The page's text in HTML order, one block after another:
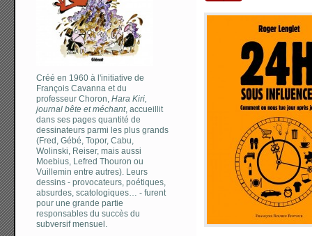
Créé en 1960 à l'initiative de
François Cavanna et du
professeur Choron, Hara Kiri,
journal bête et méchant, accueillit
dans ses pages quantité de
dessinateurs parmi les plus grands
(Fred, Gébé, Topor, Cabu,
Wolinski, Reiser, mais aussi
Moebius, Lefred Thouron ou
Vuillemin entre autres). Leurs
dessins - provocateurs, poétiques,
absurdes, scatologiques… - furent
pour une grande partie
responsables du succès du
subversif mensuel.